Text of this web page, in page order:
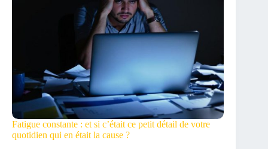
Fatigue constante : et si c’était ce petit détail de votre
quotidien qui en était la cause ?